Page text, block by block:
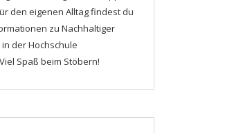
den eigenen Alltag findest du
zu Nachhaltiger
der Hochschule
Spaß beim Stöbern!